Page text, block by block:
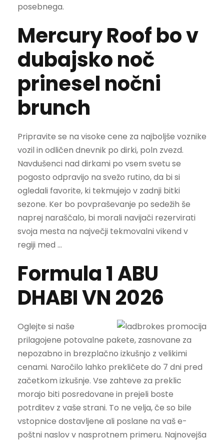
posebnega.
Mercury Roof bo v
dubajsko noč
prinesel nočni
brunch
Pripravite se na visoke cene za najboljše voznike
vozil in odličen dnevnik po dirki, poln zvezd.
Navdušenci nad dirkami po vsem svetu se
pogosto odpravijo na svežo rutino, da bi si
ogledali favorite, ki tekmujejo v zadnji bitki
sezone. Ker bo povpraševanje po sedežih še
naprej naraščalo, bi morali navijači rezervirati
svoja mesta na največji tekmovalni vikend v
regiji med …
Formula 1 ABU
DHABI VN 2026
Oglejte si naše
prilagojene potovalne pakete, zasnovane za
nepozabno in brezplačno izkušnjo z velikimi
cenami. Naročilo lahko prekličete do 7 dni pred
začetkom izkušnje. Vse zahteve za preklic
morajo biti posredovane in prejeli boste
potrditev z vaše strani. To ne velja, če so bile
vstopnice dostavljene ali poslane na vaš e-
poštni naslov v nasprotnem primeru. Najnovejša